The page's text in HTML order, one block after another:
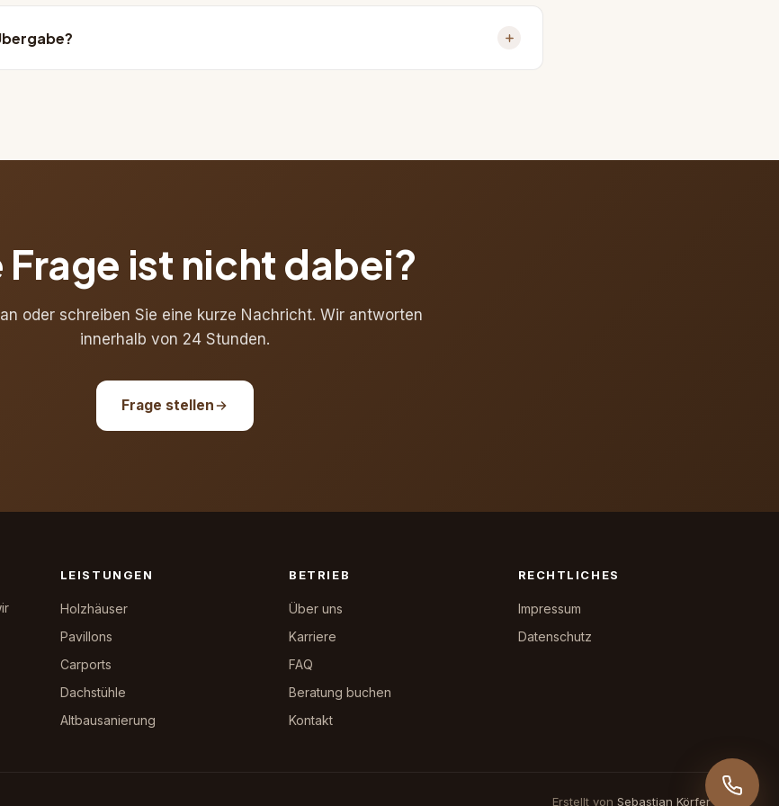
Frage ist nicht dabei?
oder schreiben Sie eine kurze Nachricht. Wir antworten
innerhalb von 24 Stunden.
Frage stellen
LEISTUNGEN
Holzhäuser
Pavillons
Carports
Dachstühle
Altbausanierung
BETRIEB
Über uns
Karriere
FAQ
Beratung buchen
Kontakt
RECHTLICHES
Impressum
Datenschutz
Erstellt von Sebastian Körfer